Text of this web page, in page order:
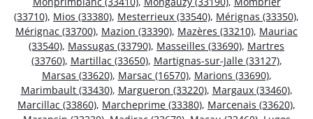
(33710), Mios (33380), Mesterrieux (33540), Mérignas (33350),
Mérignac (33700), Mazion (33390), Mazères (33210), Mauriac
(33540), Massugas (33790), Masseilles (33690), Martres
(33760), Martillac (33650), Martignas-sur-Jalle (33127),
Marsas (33620), Marsac (16570), Marions (33690),
Marimbault (33430), Margueron (33220), Margaux (33460),
Marcillac (33860), Marcheprime (33380), Marcenais (33620),